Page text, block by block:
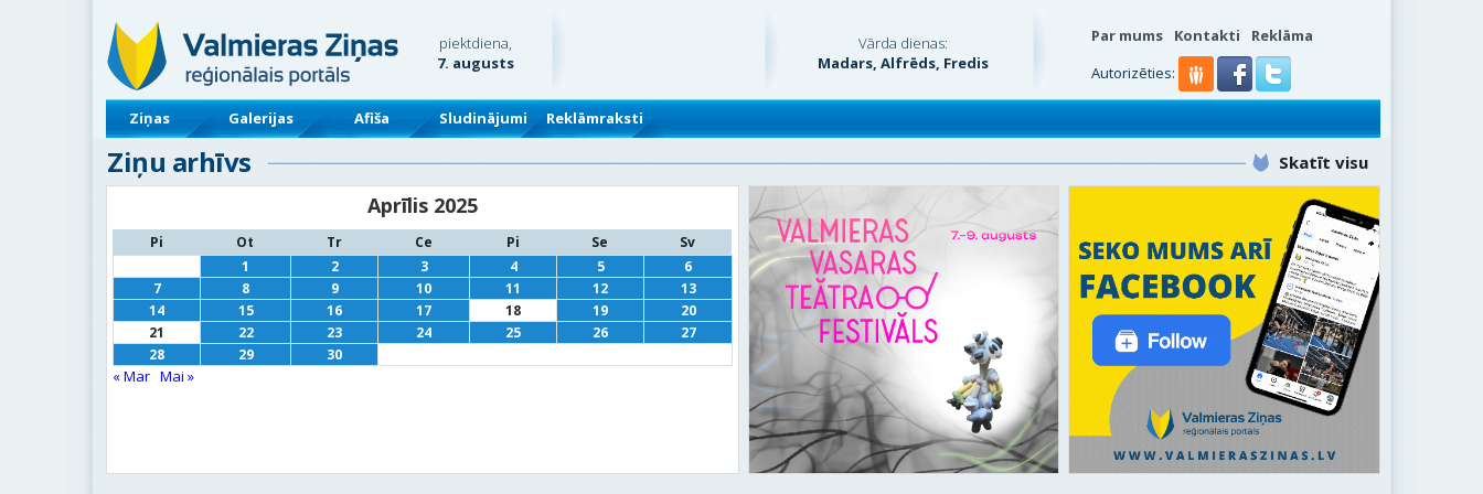
piektdiena,
7. augusts
Vārda dienas:
Madars, Alfrēds, Fredis
Par mums Kontakti
Reklāma
Autorizēties:
Ziņas Galerijas Afiša Sludinājumi Reklāmraksti
Ziņu arhīvs Skatīt visu
Aprīlis 2025
Pi Ot Tr Ce Pi Se
Sv
1
2 3 4 5
6
7
8 9 10 11 12
13
14
15 16 17 18 19
20
21
22 23 24 25 26
27
28
29 30
« Mar Mai »